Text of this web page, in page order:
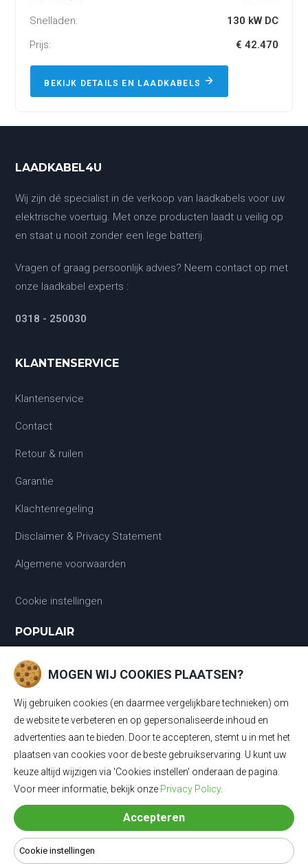
Snelladen:
130 kW DC
Prijs:
€ 42.470
BEKIJK DETAILS EN LAADKABELS
LAADKABEL4U
Wij zijn dé specialist in de verkoop van laadkabels voor uw
elektrische voertuig. Met onze producten laadt u veilig op
en staat u nooit zonder een lege batterij.
Vragen of graag persoonlijk advies? Neem contact op met
onze laadkabel experts :
0318 - 250030
KLANTENSERVICE
Klantenservice
Contact
Retour & ruilen
Garantie
Klachtenregeling
Disclaimer & Privacy Statement
Algemene voorwaarden
Cookie instellingen
POPULAIR
Laadkabels
Laadkabels Type 1
Laadkabels Type 2
Mobiele Thuisladers Type 2 en Type 1
Mobiele Thuisladers Type 1
Verloopkabels
MOGEN WIJ COOKIES PLAATSEN?
Wij gebruiken cookies (en daarmee vergelijkbare technieken) om
de website te verbeteren en op gepersonaliseerde inhoud en
advertenties aan te bieden. Door te accepteren, stemt u in met het
plaatsen van cookies voor de beste gebruikservaring. U kunt uw
keuze altijd wijzigen via 'Cookies instellen' onderaan de pagina.
Voor meer informatie, bekijk onze Privacy Policy.
Accepteren
Cookie instellingen